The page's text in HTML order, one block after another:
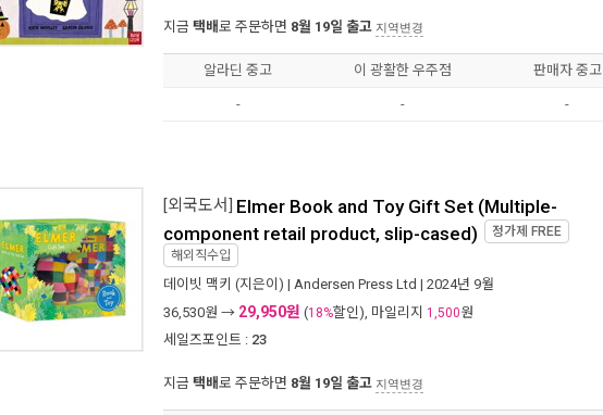
지금 택배로 주문하면 8월 19일 출고 지역변경
알라딘 중고 이 광활한 우주점 판매자 중고
- - -
[외국도서] Elmer Book and Toy Gift Set (Multiple-
component retail product, slip-cased) 정가제
FREE
해외직수입
데이빗 맥키 (지은이) | Andersen Press Ltd | 2024년 9월
36,530원 → 29,950원 (18%할인), 마일리지 1,500원
세일즈포인트 : 23
지금 택배로 주문하면 8월 19일 출고 지역변경